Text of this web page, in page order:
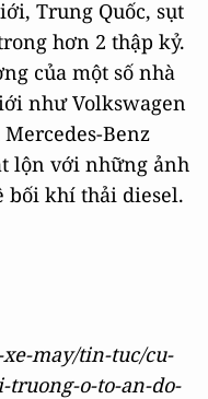
Trung Quốc, sụt
hơn 2 thập kỷ.
của một số nhà
như Volkswagen
Benz
lộn với những ảnh
bối khí thải diesel.
may/tin-tuc/cu-
truong-o-to-an-do-